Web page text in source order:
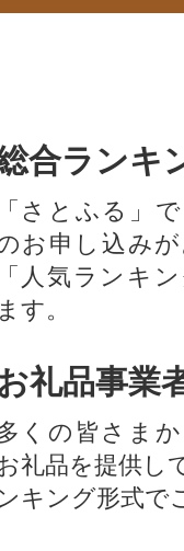
合ランキ
「さとふる」
お申し込み
「人気ランキ
ます。
礼品事業
くの皆さま
礼品を提供し
ンキング形式で